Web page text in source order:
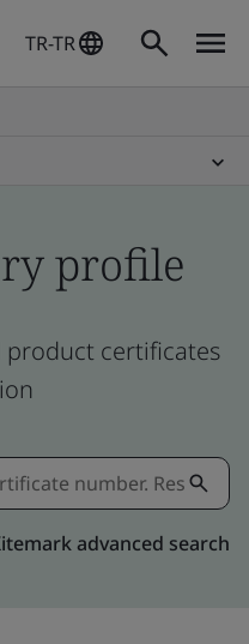
TR-TR
profile
product certificates
advanced search